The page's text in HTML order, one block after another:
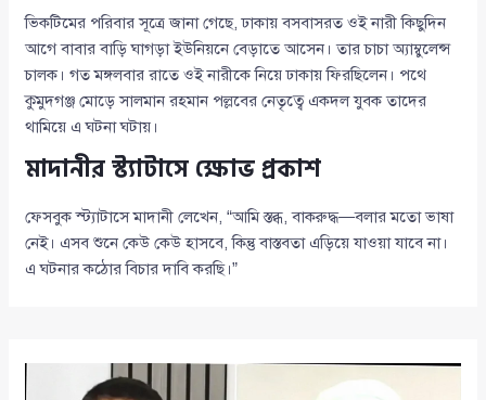
ভিকটিমের পরিবার সূত্রে জানা গেছে, ঢাকায় বসবাসরত ওই নারী কিছুদিন
আগে বাবার বাড়ি ঘাগড়া ইউনিয়নে বেড়াতে আসেন। তার চাচা অ্যাম্বুলেন্স
চালক। গত মঙ্গলবার রাতে ওই নারীকে নিয়ে ঢাকায় ফিরছিলেন। পথে
কুমুদগঞ্জ মোড়ে সালমান রহমান পল্লবের নেতৃত্বে একদল যুবক তাদের
থামিয়ে এ ঘটনা ঘটায়।
মাদানীর স্ট্যাটাসে ক্ষোভ প্রকাশ
ফেসবুক স্ট্যাটাসে মাদানী লেখেন, “আমি স্তব্ধ, বাকরুদ্ধ—বলার মতো ভাষা
নেই। এসব শুনে কেউ কেউ হাসবে, কিন্তু বাস্তবতা এড়িয়ে যাওয়া যাবে না।
এ ঘটনার কঠোর বিচার দাবি করছি।”